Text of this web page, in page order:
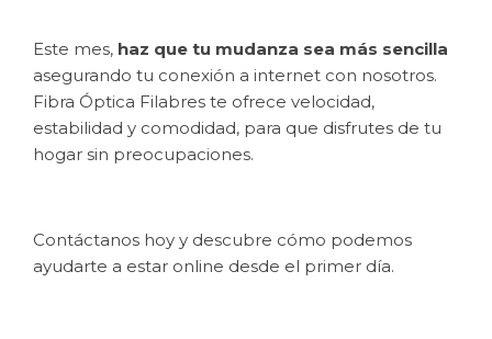
Este mes, haz que tu mudanza sea más sencilla
asegurando tu conexión a internet con nosotros.
Fibra Óptica Filabres te ofrece velocidad,
estabilidad y comodidad, para que disfrutes de tu
hogar sin preocupaciones.
Contáctanos hoy y descubre cómo podemos
ayudarte a estar online desde el primer día.